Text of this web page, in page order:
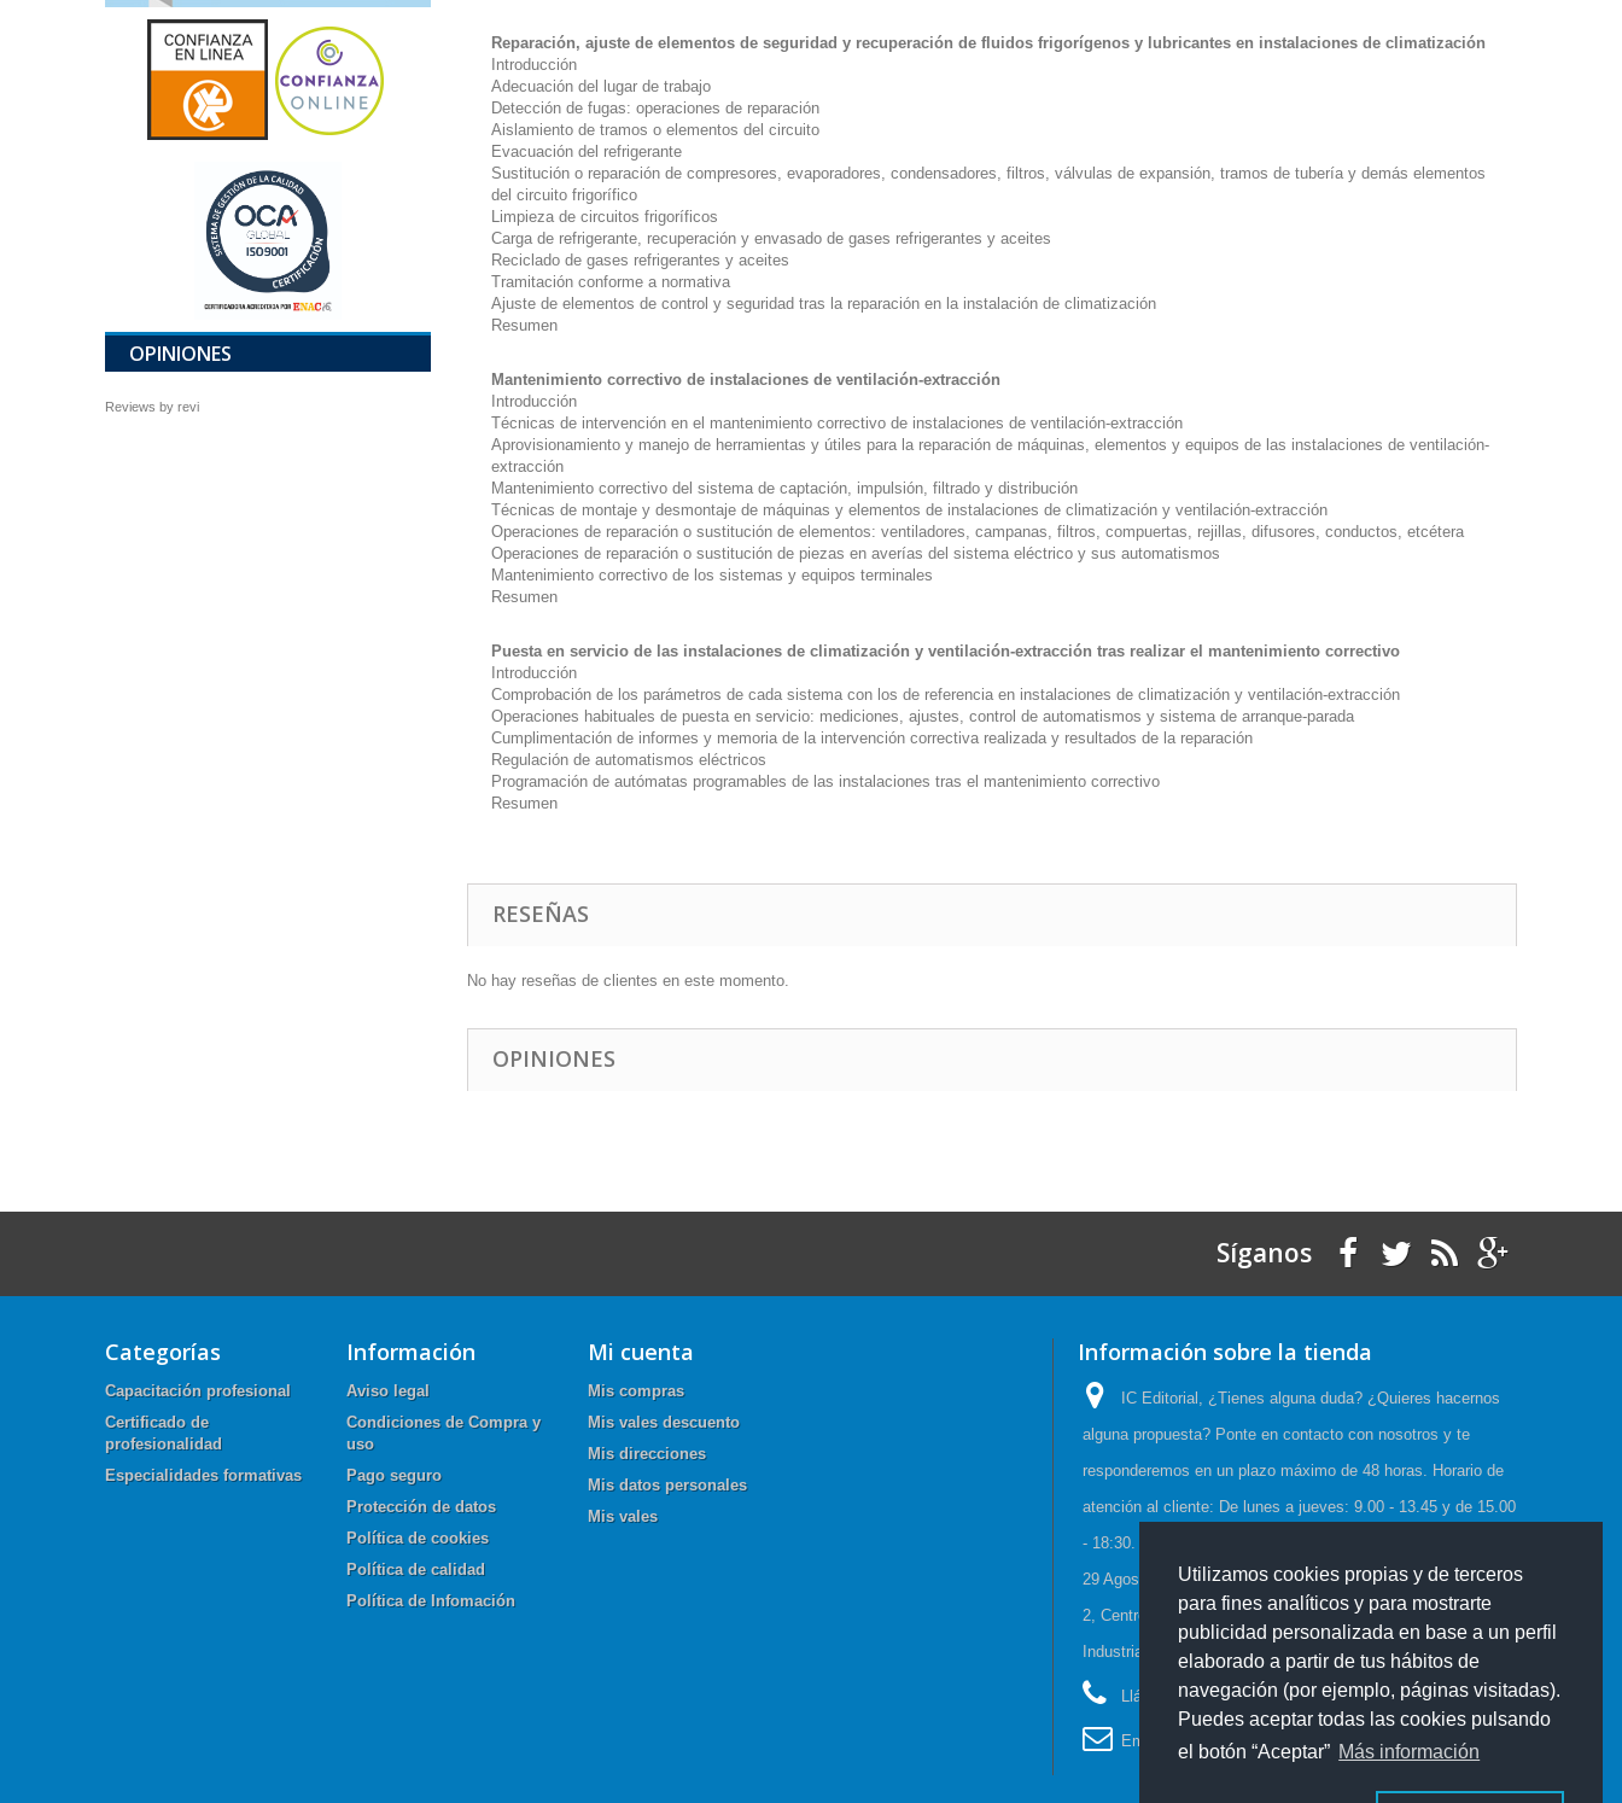
Utilizamos cookies propias y de terceros
para fines analíticos y para mostrarte
publicidad personalizada en base a un perfil
elaborado a partir de tus hábitos de
navegación (por ejemplo, páginas visitadas).
Puedes aceptar todas las cookies pulsando
el botón “Aceptar” Más información
OPINIONES
Reviews by revi
Reparación, ajuste de elementos de seguridad y recuperación de fluidos frigorígenos y lubricantes en instalaciones de climatización
Introducción
Adecuación del lugar de trabajo
Detección de fugas: operaciones de reparación
Aislamiento de tramos o elementos del circuito
Evacuación del refrigerante
Sustitución o reparación de compresores, evaporadores, condensadores, filtros, válvulas de expansión, tramos de tubería y demás elementos
del circuito frigorífico
Limpieza de circuitos frigoríficos
Carga de refrigerante, recuperación y envasado de gases refrigerantes y aceites
Reciclado de gases refrigerantes y aceites
Tramitación conforme a normativa
Ajuste de elementos de control y seguridad tras la reparación en la instalación de climatización
Resumen
Mantenimiento correctivo de instalaciones de ventilación-extracción
Introducción
Técnicas de intervención en el mantenimiento correctivo de instalaciones de ventilación-extracción
Aprovisionamiento y manejo de herramientas y útiles para la reparación de máquinas, elementos y equipos de las instalaciones de ventilación-
extracción
Mantenimiento correctivo del sistema de captación, impulsión, filtrado y distribución
Técnicas de montaje y desmontaje de máquinas y elementos de instalaciones de climatización y ventilación-extracción
Operaciones de reparación o sustitución de elementos: ventiladores, campanas, filtros, compuertas, rejillas, difusores, conductos, etcétera
Operaciones de reparación o sustitución de piezas en averías del sistema eléctrico y sus automatismos
Mantenimiento correctivo de los sistemas y equipos terminales
Resumen
Puesta en servicio de las instalaciones de climatización y ventilación-extracción tras realizar el mantenimiento correctivo
Introducción
Comprobación de los parámetros de cada sistema con los de referencia en instalaciones de climatización y ventilación-extracción
Operaciones habituales de puesta en servicio: mediciones, ajustes, control de automatismos y sistema de arranque-parada
Cumplimentación de informes y memoria de la intervención correctiva realizada y resultados de la reparación
Regulación de automatismos eléctricos
Programación de autómatas programables de las instalaciones tras el mantenimiento correctivo
Resumen
RESEÑAS
No hay reseñas de clientes en este momento.
OPINIONES
Síganos
Categorías
Capacitación profesional
Certificado de
profesionalidad
Especialidades formativas
Información
Aviso legal
Condiciones de Compra y
uso
Pago seguro
Protección de datos
Política de cookies
Política de calidad
Política de Infomación
Mi cuenta
Mis compras
Mis vales descuento
Mis direcciones
Mis datos personales
Mis vales
Información sobre la tienda
IC Editorial, ¿Tienes alguna duda? ¿Quieres hacernos
alguna propuesta? Ponte en contacto con nosotros y te
responderemos en un plazo máximo de 48 horas. Horario de
atención al cliente: De lunes a jueves: 9.00 - 13.45 y de 15.00
- 18:30. Viernes: 9.00 - 15.00, Horario de Verano:(23 Junio a
29 Agosto) De lunes a viernes: 08:00-15:00, C/Cueva de Viera
2, Centro de negocios CADI, Edf. Antequera local 3 Polígono
Industrial de Antequera 29200 Antequera España
Llámanos ahora:952 70 60 04
Email: info@iceditorial.com